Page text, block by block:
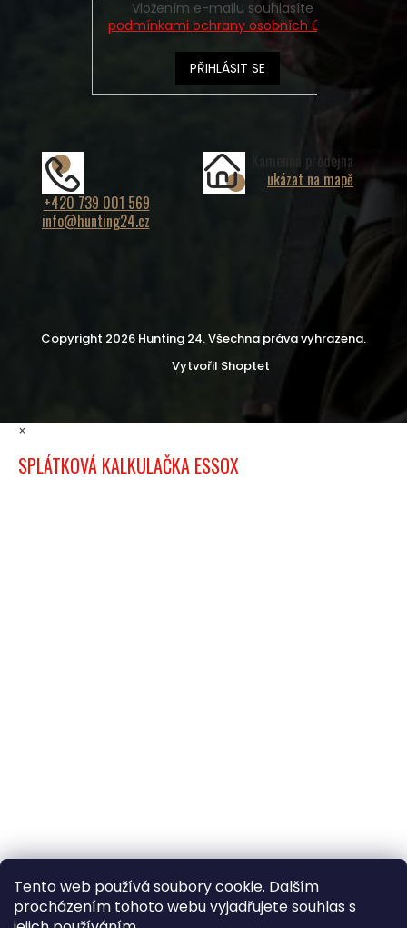
Tento web používá soubory cookie. Dalším
procházením tohoto webu vyjadřujete souhlas s
podmínkami ochrany osobních údajů
PŘIHLÁSIT SE
+420 739 001 569
info@hunting24.cz
Kamenná prodejna
ukázat na mapě
Vytvořil Shoptet
Copyright 2026 Hunting 24. Všechna práva vyhrazena.
×
SPLÁTKOVÁ KALKULAČKA ESSOX
×
Hledáte nejvýhodnější cenu? Získáte jí